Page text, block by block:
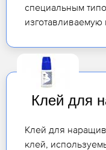
специальным
изготавливаемую
Клей для
Клей для
клей,